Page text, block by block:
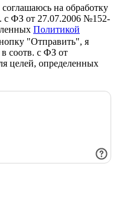
на обработку
с ФЗ от 27.07.2006 №152-
Политикой
"Отправить", я
соотв. с ФЗ от
целей, определенных